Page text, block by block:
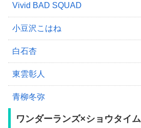
Vivid BAD SQUAD
小豆沢こはね
白石杏
東雲彰人
青柳冬弥
ワンダーランズ×ショウタイム